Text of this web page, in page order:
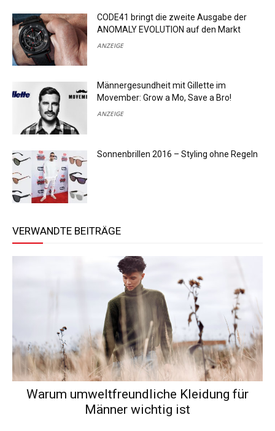
CODE41 bringt die zweite Ausgabe der
ANOMALY EVOLUTION auf den Markt
ANZEIGE
Männergesundheit mit Gillette im
Movember: Grow a Mo, Save a Bro!
ANZEIGE
Sonnenbrillen 2016 – Styling ohne Regeln
VERWANDTE BEITRÄGE
Warum umweltfreundliche Kleidung für
Männer wichtig ist